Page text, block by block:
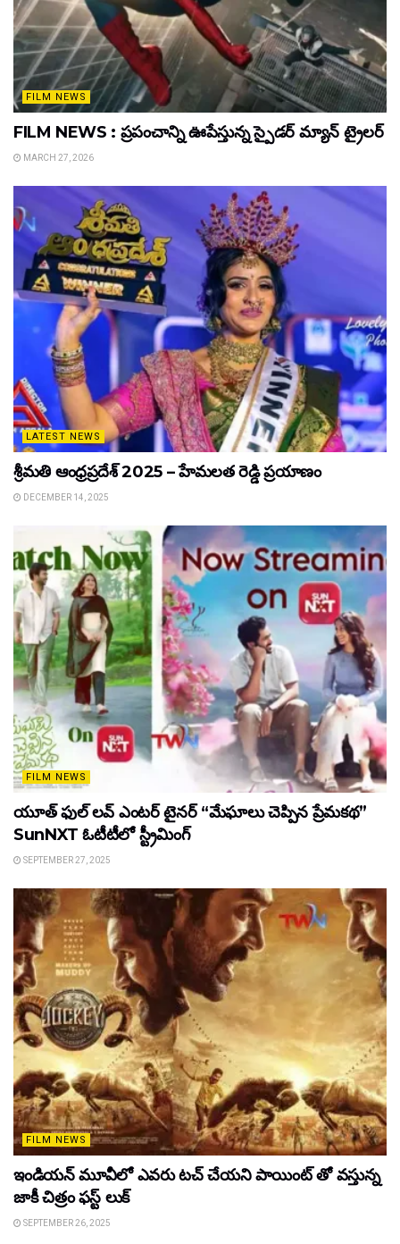
FILM NEWS
FILM NEWS : ప్రపంచాన్ని ఊపేస్తున్న స్పైడర్ మ్యాన్ ట్రైలర్
MARCH 27, 2026
LATEST NEWS
శ్రీమతి ఆంధ్రప్రదేశ్ 2025 – హేమలత రెడ్డి ప్రయాణం
DECEMBER 14, 2025
FILM NEWS
యూత్ ఫుల్ లవ్ ఎంటర్ టైనర్ “మేఘాలు చెప్పిన ప్రేమకథ”
SunNXT ఓటీటీలో స్ట్రీమింగ్
SEPTEMBER 27, 2025
FILM NEWS
ఇండియన్ మూవీలో ఎవరు టచ్ చేయని పాయింట్ తో వస్తున్న
జాకీ చిత్రం ఫస్ట్ లుక్
SEPTEMBER 26, 2025